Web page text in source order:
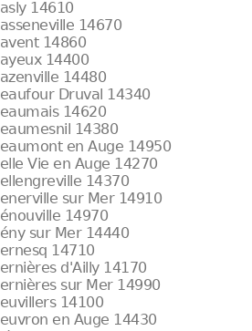
14610
14670
14860
14400
14480
Druval 14340
14620
14380
en Auge 14950
Vie en Auge 14270
14370
sur Mer 14910
14970
sur Mer 14440
14710
d'Ailly 14170
sur Mer 14990
14100
en Auge 14430